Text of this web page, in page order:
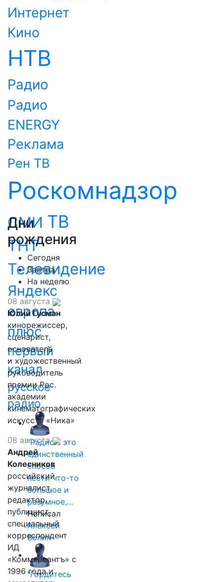
Интернет
Кино
НТВ
Радио
Радио
ENERGY
Реклама
Рен ТВ
Роскомнадзор
СМИ ТВ
ТНТ
Телевидение
Яндекс
европа
плюс
первый
канал
русское
радио
"Радио - это
единственный
способ
нести что-то
большое и
разумное,…
Написал
Алексей
Волин
"Гордитесь
Дни
рождения
Сегодня
Завтра
На неделю
08 августа
Юлий Гусман
кинорежиссер,
сценарист,
основатель
и художественный
руководитель
премии Рос.
академии
кинематографических
искусств «Ника»
08 августа
Андрей
Колесников
российский
журналист,
редактор,
публицист,
специальный
корреспондент
ИД
«Коммерсантъ» с
1996 года и